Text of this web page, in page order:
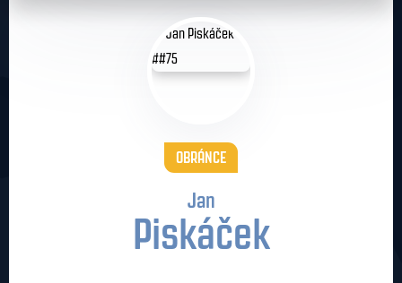
OBRÁNCE
Jan
Piskáček